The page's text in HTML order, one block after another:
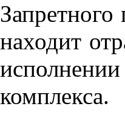
находит
комплекса.